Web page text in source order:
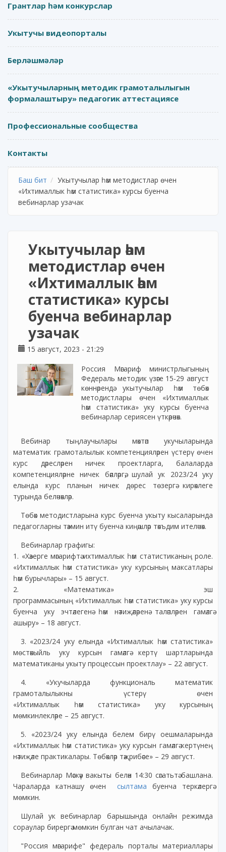
Грантлар һәм конкурслар
Укытучы видеопорталы
Берләшмәләр
«Укытучыларның методик грамоталылыгын
формалаштыру» педагогик аттестациясе
Профессиональные сообщества
Контакты
Баш бит
Укытучылар һәм методистлар өчен
«Ихтималлык һәм статистика» курсы буенча
вебинарлар узачак
Укытучылар һәм
методистлар өчен
«Ихтималлык һәм
статистика» курсы
буенча вебинарлар
узачак
15 август, 2023 - 21:29
Россия Мәгариф министрлыгының
Федераль методик үзәге 15-29 август
көннәрендә укытучылар һәм төбәк
методистлары өчен «Ихтималлык
һәм статистика» уку курсы буенча
вебинарлар сериясен үткәрәчәк.
Вебинар тыңлаучылары мәктәп укучыларында
математик грамоталылык компетенцияләрен үстерү өчен
курс дәресләрен ничек проектларга, балаларда
компетенцияләрне ничек бәяләргә, шулай ук 2023/24 уку
елында курс планын ничек дөрес төзергә кирәклеге
турында беләчәкләр.
Төбәк методистларына курс буенча укыту кысаларында
педагогларны тәэмин итү буенча киңәшләр тәкъдим ителәчәк.
Вебинарлар графигы:
1. «Хәзерге мәгарифтә ихтималлык һәм статистиканың роле.
«Ихтималлык һәм статистика» уку курсының максатлары
һәм бурычлары» – 15 август.
2. «Математика» эш
программасының «Ихтималлык һәм статистика» уку курсы
буенча уку эчтәлегенә һәм нәтиҗәләренә таләпләрен гамәлгә
ашыру» – 18 август.
3. «2023/24 уку елында «Ихтималлык һәм статистика»
мөстәкыйль уку курсын гамәлгә кертү шартларында
математиканы укыту процессын проектлау» – 22 август.
4. «Укучыларда функциональ математик
грамоталылыкны үстерү өчен
«Ихтималлык һәм статистика» уку курсының
мөмкинлекләре – 25 август.
5. «2023/24 уку елында белем бирү оешмаларында
«Ихтималлык һәм статистика» уку курсын гамәлгә кертүнең
нәтиҗәле практикалары. Төбәкләр тәҗрибәсе» – 29 август.
Вебинарлар Мәскәү вакыты белән 14:30 сәгатьтә башлана.
Чараларда катнашу өчен сылтама буенча теркәлергә
мөмкин.
Шулай ук вебинарлар барышында онлайн режимда
сораулар бирергә мөмкин булган чат ачылачак.
"Россия мәгарифе" федераль порталы материаллары